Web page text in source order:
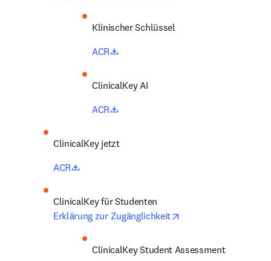
Klinischer Schlüssel
ACR
ClinicalKey AI
ACR
ClinicalKey jetzt
ACR
Erklärung zur Zugänglichkeit
ClinicalKey Student Assessment